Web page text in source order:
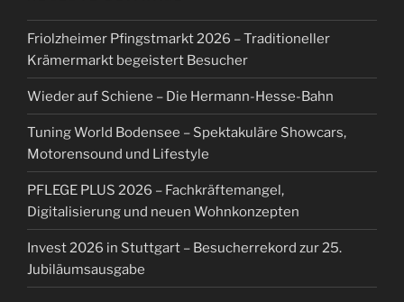
Friolzheimer Pfingstmarkt 2026 – Traditioneller
Krämermarkt begeistert Besucher
Wieder auf Schiene – Die Hermann-Hesse-Bahn
Tuning World Bodensee – Spektakuläre Showcars,
Motorensound und Lifestyle
PFLEGE PLUS 2026 – Fachkräftemangel,
Digitalisierung und neuen Wohnkonzepten
Invest 2026 in Stuttgart – Besucherrekord zur 25.
Jubiläumsausgabe